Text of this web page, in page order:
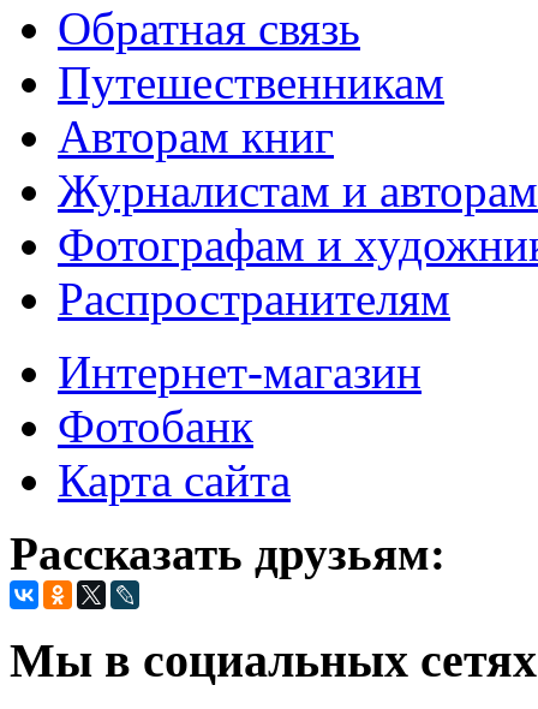
Обратная связь
Путешественникам
Авторам книг
Журналистам и авторам
Фотографам и
Распространителям
Интернет-магазин
Фотобанк
Карта сайта
Рассказать друзьям:
Мы в социальных